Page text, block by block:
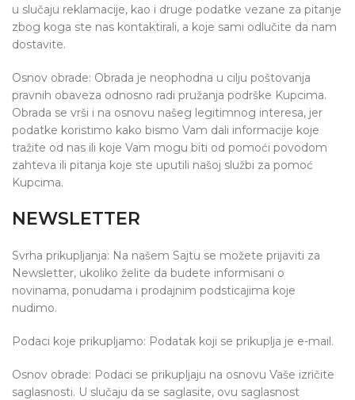
u slučaju reklamacije, kao i druge podatke vezane za pitanje
zbog koga ste nas kontaktirali, a koje sami odlučite da nam
dostavite.
Osnov obrade: Obrada je neophodna u cilju poštovanja
pravnih obaveza odnosno radi pružanja podrške Kupcima.
Obrada se vrši i na osnovu našeg legitimnog interesa, jer
podatke koristimo kako bismo Vam dali informacije koje
tražite od nas ili koje Vam mogu biti od pomoći povodom
zahteva ili pitanja koje ste uputili našoj službi za pomoć
Kupcima.
NEWSLETTER
Svrha prikupljanja: Na našem Sajtu se možete prijaviti za
Newsletter, ukoliko želite da budete informisani o
novinama, ponudama i prodajnim podsticajima koje
nudimo.
Podaci koje prikupljamo: Podatak koji se prikuplja je e-mail.
Osnov obrade: Podaci se prikupljaju na osnovu Vaše izričite
saglasnosti. U slučaju da se saglasite, ovu saglasnost